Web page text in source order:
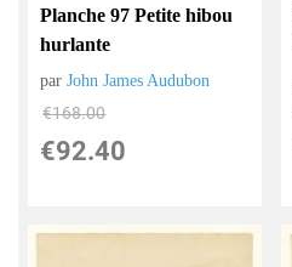
Planche 97 Petite hibou
hurlante
parJohn James Audubon
€168.00
€92.40